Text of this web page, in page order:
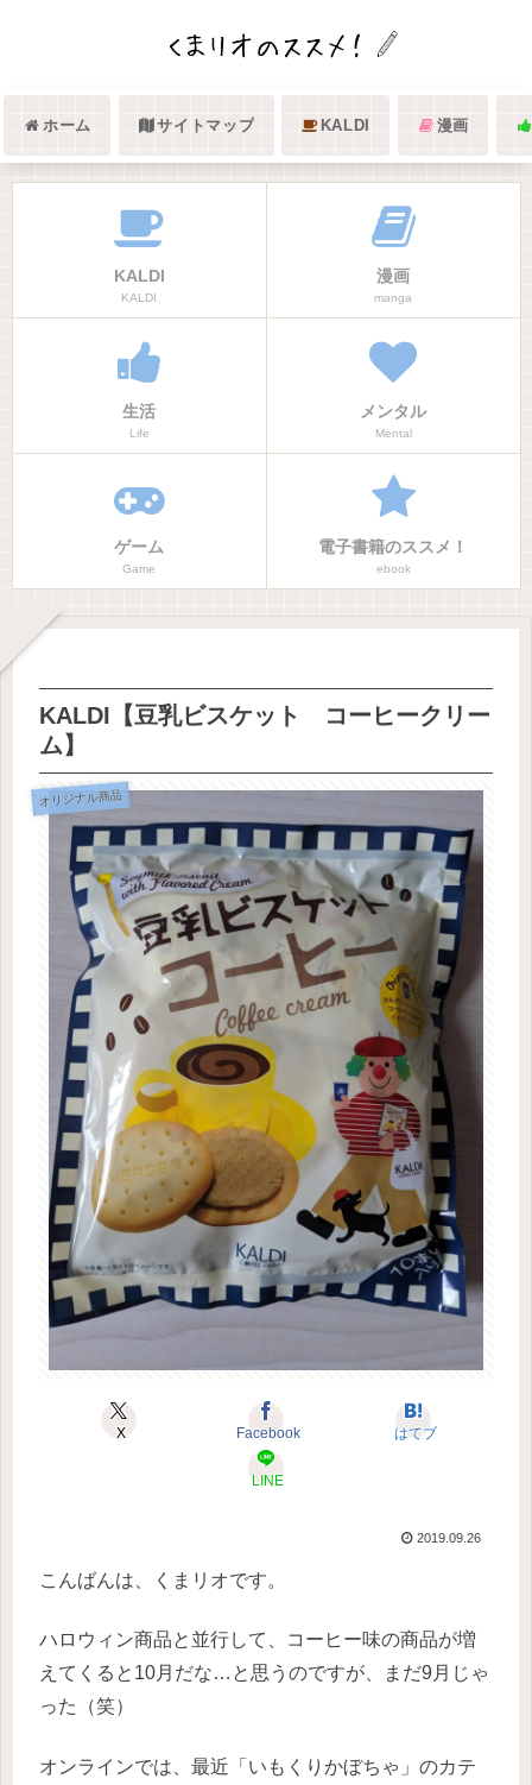
ホーム サイトマップ KALDI 漫画
KALDI
KALDI
漫画
manga
生活
Life
メンタル
Mental
ゲーム
Game
電子書籍のススメ！
ebook
KALDI【豆乳ビスケット コーヒークリー
ム】
オリジナル商品
X Facebook はてブ
LINE
2019.09.26
こんばんは、くまリオです。
ハロウィン商品と並行して、コーヒー味の商品が増
えてくると10月だな…と思うのですが、まだ9月じゃ
った（笑）
オンラインでは、最近「いもくりかぼちゃ」のカテ